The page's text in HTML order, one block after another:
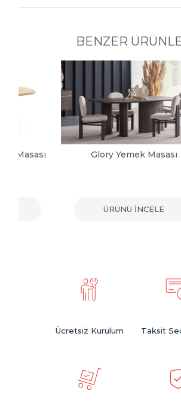
BENZER
Masası Glory Yemek Masası
ÜRÜNÜ İNCELE
Ücretsiz Kurulum Taksit